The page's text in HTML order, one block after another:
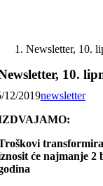
Newsletter, 10.
10.
12/2019newsletter
će najmanje